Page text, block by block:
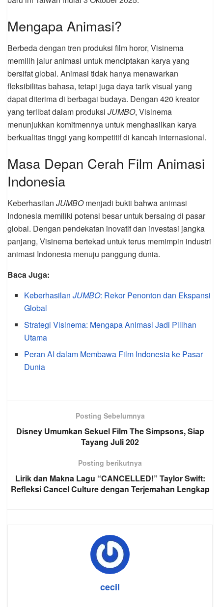
Mengapa Animasi?
Berbeda dengan tren produksi film horor, Visinema
memilih jalur animasi untuk menciptakan karya yang
bersifat global. Animasi tidak hanya menawarkan
fleksibilitas bahasa, tetapi juga daya tarik visual yang
dapat diterima di berbagai budaya. Dengan 420 kreator
yang terlibat dalam produksi JUMBO, Visinema
menunjukkan komitmennya untuk menghasilkan karya
berkualitas tinggi yang kompetitif di kancah internasional.
Masa Depan Cerah Film Animasi
Indonesia
Keberhasilan JUMBOmenjadi bukti bahwa animasi
Indonesia memiliki potensi besar untuk bersaing di pasar
global. Dengan pendekatan inovatif dan investasi jangka
panjang, Visinema bertekad untuk terus memimpin industri
animasi Indonesia menuju panggung dunia.
Baca Juga:
KeberhasilanJUMBO: Rekor Penonton dan Ekspansi
Global
Strategi Visinema: Mengapa Animasi Jadi Pilihan
Utama
Peran AI dalam Membawa Film Indonesia ke Pasar
Dunia
Posting Sebelumnya
Disney Umumkan Sekuel Film The Simpsons, Siap
Tayang Juli 202
Posting berikutnya
Lirik dan Makna Lagu “CANCELLED!” Taylor Swift:
Refleksi Cancel Culture dengan Terjemahan Lengkap
cecil